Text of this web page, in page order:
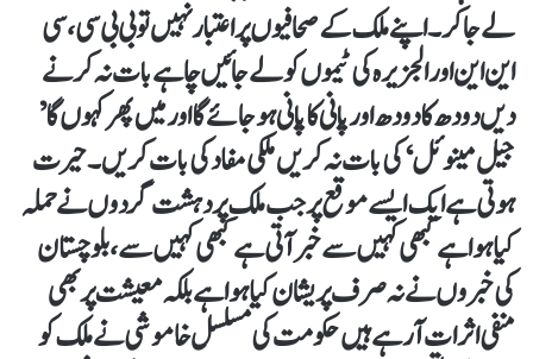
لے جاکر ۔اپنے ملک کے صحافیوں پرا عتبار نہیں تو بی بی سی ،سی
این این اور الجزیرہ کی ٹیموں کو لے جائیں چاہے بات نہ کرنے
دیں دودھ کا دودھ اور پانی کا پانی ہوجائے گا اور میں پھر کہوں گا’
جیل مینوئل ‘ کی بات نہ کریں ملکی مفاد کی بات کریں۔حیرت
ہوتی ہے ایک ایسے موقع پر جب ملک پر دہشت گردوں نے حملہ
کیا ہوا ہےکبھی کہیں سے خبر آتی ہے کبھی کہیں سے ،بلوچستان
کی خبروں نے نہ صرف پریشان کیا ہوا ہےبلکہ معیشت پر بھی
منفی اثرات آرہے ہیں حکومت کی مسلسل خاموشی نے ملک کو